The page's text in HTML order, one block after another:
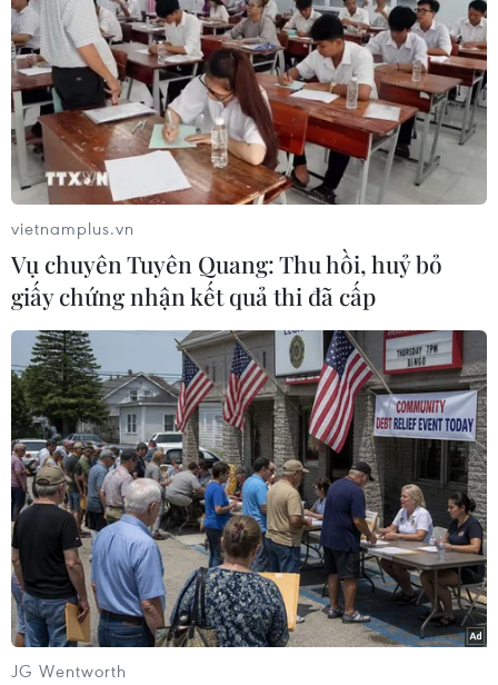
Chuyên gia dự báo về đà phục hồi của nền
kinh tế lớn nhất thế giới
12/02/2021 09:19
Nền kinh tế lớn nhất thế giới được dự báo sẽ giảm tốc
và tăng trưởng 2,8% trong quý 1/2021, sau đó, sẽ tăng
tốc và tăng trưởng lần lượt 6%, 6,3% và 4,6% trong ba
quý tiếp theo.
vietnamplus.vn
Vụ chuyên Tuyên Quang: Thu hồi, huỷ bỏ
giấy chứng nhận kết quả thi đã cấp
JG Wentworth